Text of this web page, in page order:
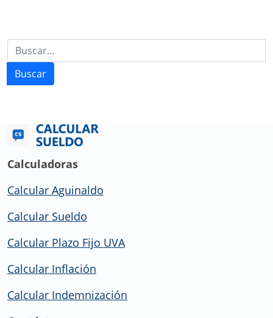
Buscar
Calculadoras
Calcular Aguinaldo
Calcular Sueldo
Calcular Plazo Fijo UVA
Calcular Inflación
Calcular Indemnización